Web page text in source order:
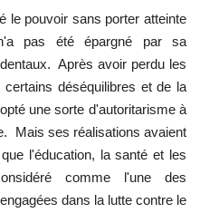
le pouvoir sans porter atteinte
pas été épargné par sa
Après avoir perdu les
déséquilibres et de la
une sorte d'autoritarisme à
Mais ses réalisations avaient
l'éducation, la santé et les
comme l'une des
dans la lutte contre le